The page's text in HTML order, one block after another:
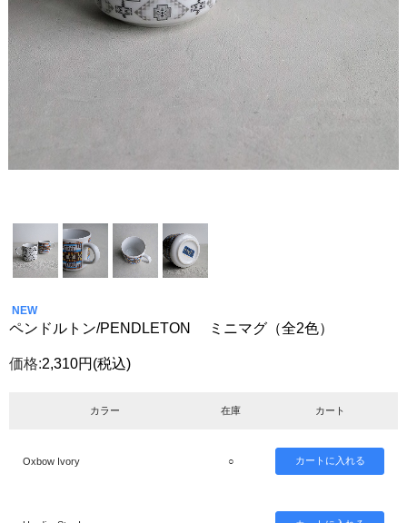
NEW
ペンドルトン/PENDLETON ミニマグ（全2色）
価格:2,310円 (税込)
カラー 在庫 カート
Oxbow Ivory ○